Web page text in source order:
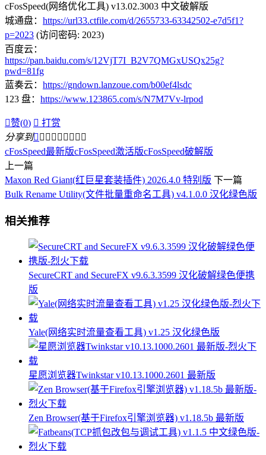
cFosSpeed(网络优化工具) v13.02.3003 中文破解版
城通盘： https://url33.ctfile.com/d/2655733-63342502-e7d5f1?
p=2023 (访问密码: 2023)
百度云：
https://pan.baidu.com/s/12VjT7I_B2V7QMGxUSQx25g?
pwd=81fg
蓝奏云： https://gndown.lanzoue.com/b00ef4lsdc
123 盘： https://www.123865.com/s/N7M7Vv-lrpod
赞(0)  打赏
分享到        
cFosSpeed最新版cFosSpeed激活版cFosSpeed破解版
上一篇
Maxon Red Giant(红巨星套装插件) 2026.4.0 特别版 下一篇
Bulk Rename Utility(文件批量重命名工具) v4.1.0.0 汉化绿色版
相关推荐
SecureCRT and SecureFX v9.6.3.3599 汉化破解绿色便携
版
Yale(网络实时流量查看工具) v1.25 汉化绿色版
星愿浏览器Twinkstar v10.13.1000.2601 最新版
Zen Browser(基于Firefox引擎浏览器) v1.18.5b 最新版